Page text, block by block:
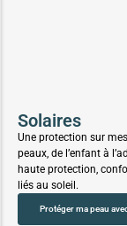
Solaires
Une protection sur
peaux, de l’enfant à
haute protection,
liés au soleil.
Protéger ma peau